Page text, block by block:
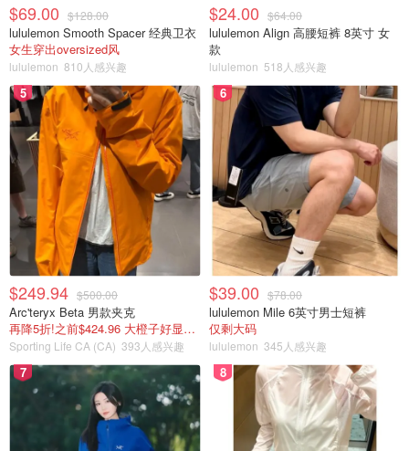
$69.00 $128.00
lululemon Smooth Spacer 经典卫衣
女生穿出oversized风
lululemon 810人感兴趣
$24.00 $64.00
lululemon Align 高腰短裤 8英寸 女
款
lululemon 518人感兴趣
5
$249.94 $500.00
Arc'teryx Beta 男款夹克
再降5折!之前$424.96 大橙子好显白 蹲补
Sporting Life CA (CA) 393人感兴趣
6
$39.00 $78.00
lululemon Mile 6英寸男士短裤
仅剩大码
lululemon 345人感兴趣
7 8